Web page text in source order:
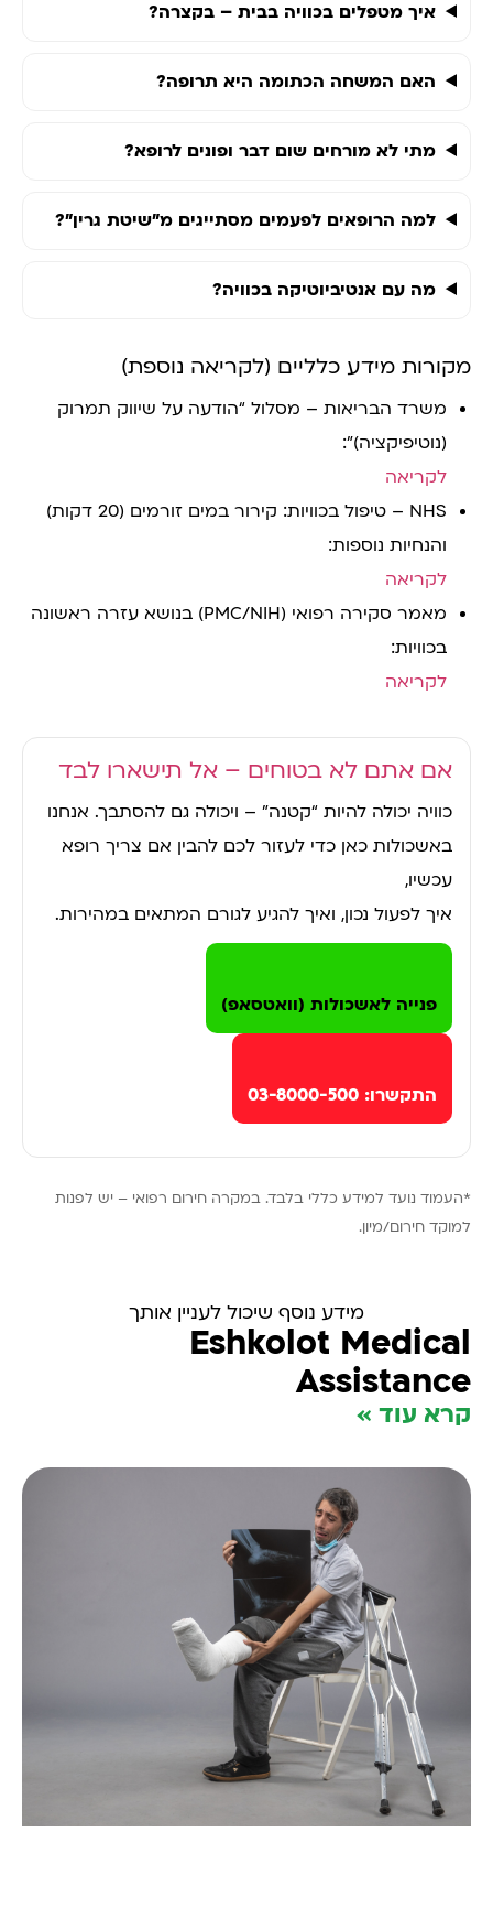
איך מטפלים בכוויה בבית – בקצרה?
האם המשחה הכתומה היא תרופה?
מתי לא מורחים שום דבר ופונים לרופא?
למה הרופאים לפעמים מסתייגים מ"שיטת גרין"?
מה עם אנטיביוטיקה בכוויה?
מקורות מידע כלליים (לקריאה נוספת)
משרד הבריאות – מסלול “הודעה על שיווק תמרוק
(נוטיפיקציה)”:
לקריאה
NHS – טיפול בכוויות: קירור במים זורמים (20 דקות)
והנחיות נוספות:
לקריאה
מאמר סקירה רפואי (PMC/NIH) בנושא עזרה ראשונה
בכוויות:
לקריאה
אם אתם לא בטוחים – אל תישארו לבד
כוויה יכולה להיות “קטנה” – ויכולה גם להסתבך. אנחנו
באשכולות כאן כדי לעזור לכם להבין אם צריך רופא
עכשיו,
איך לפעול נכון, ואיך להגיע לגורם המתאים במהירות.
פנייה לאשכולות (וואטסאפ)
התקשרו: 03-8000-500
*העמוד נועד למידע כללי בלבד. במקרה חירום רפואי – יש לפנות
למוקד חירום/מיון.
מידע נוסף שיכול לעניין אותך
Eshkolot Medical
Assistance
קרא עוד »